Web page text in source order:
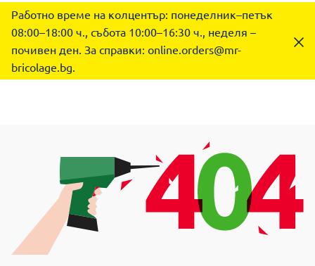
Работно време на колцентър: понеделник–петък
08:00–18:00 ч., събота 10:00–16:30 ч., неделя –
почивен ден. За справки: online.orders@mr-
bricolage.bg.